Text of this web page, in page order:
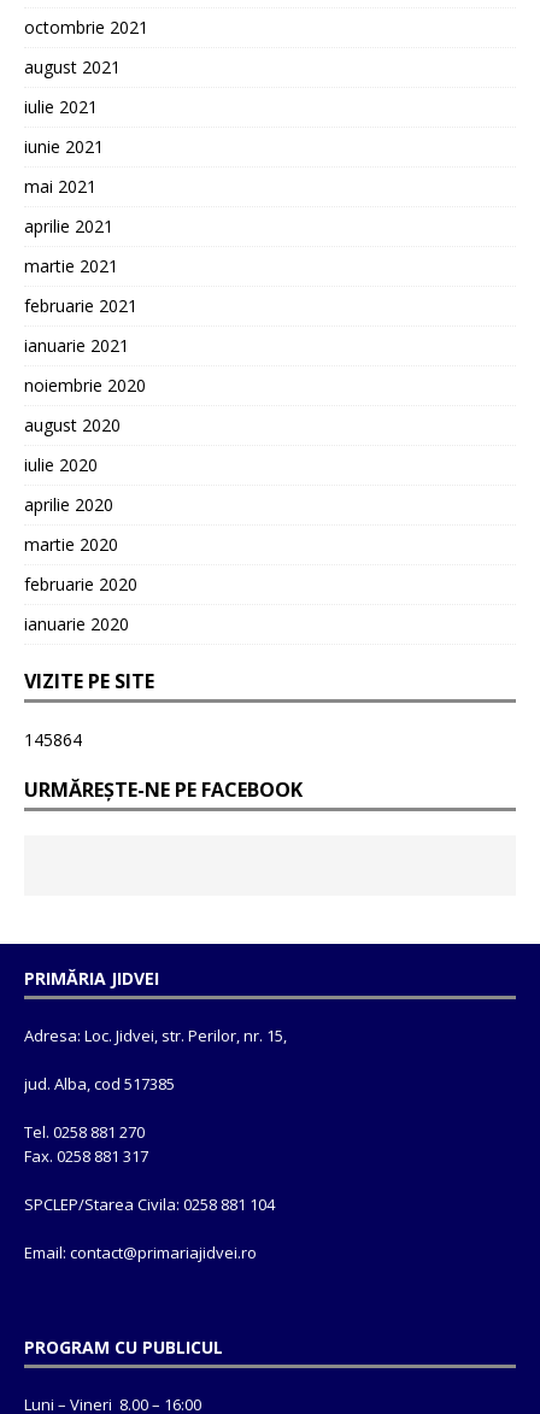
octombrie 2021
august 2021
iulie 2021
iunie 2021
mai 2021
aprilie 2021
martie 2021
februarie 2021
ianuarie 2021
noiembrie 2020
august 2020
iulie 2020
aprilie 2020
martie 2020
februarie 2020
ianuarie 2020
VIZITE PE SITE
145864
URMĂREȘTE-NE PE FACEBOOK
PRIMĂRIA JIDVEI
Adresa: Loc. Jidvei, str. Perilor, nr. 15,
jud. Alba, cod 517385
Tel. 0258 881 270
Fax. 0258 881 317
SPCLEP/Starea Civila: 0258 881 104
Email: contact@primariajidvei.ro
PROGRAM CU PUBLICUL
Luni – Vineri 8.00 – 16:00